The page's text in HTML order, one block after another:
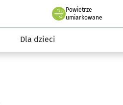
Powietrze
we Wrocławiu
umiarkowane
Dla dzieci